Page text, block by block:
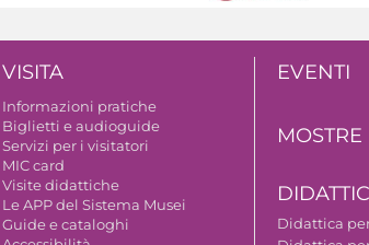
VISITA
Informazioni pratiche
Biglietti e audioguide
Servizi per i visitatori
MIC card
Visite didattiche
Le APP del Sistema Musei
Guide e cataloghi
EVENTI
MOSTRE
Didattica